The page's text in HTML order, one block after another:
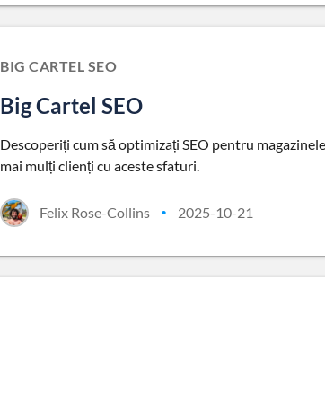
BIG CARTEL SEO
Big Cartel SEO
Descoperiți cum să optimizați SEO pentru
mai mulți clienți cu aceste sfaturi.
Felix Rose-Collins • 2025-10-21